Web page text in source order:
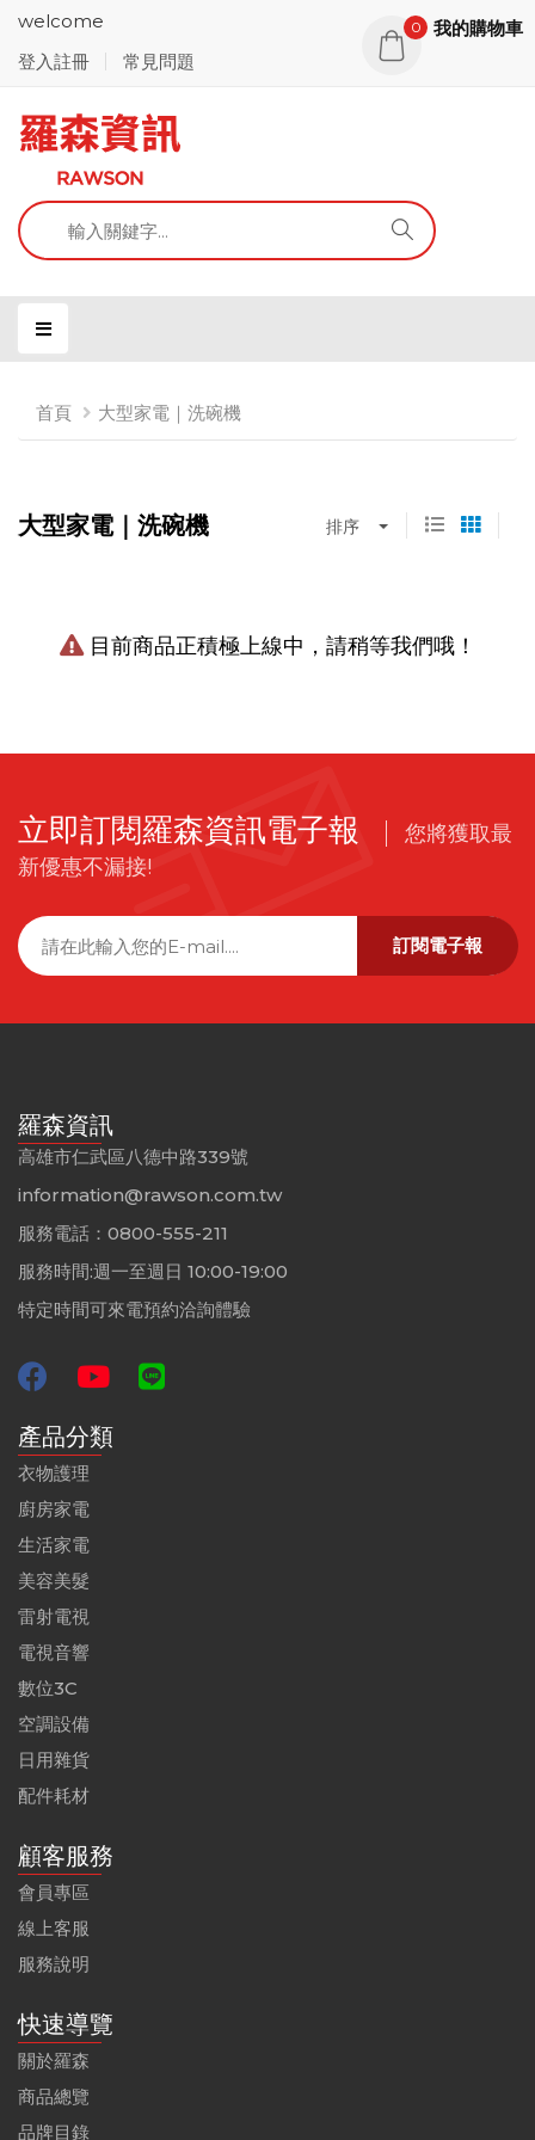
welcome
登入註冊
常見問題
0 我的購物車
首頁 大型家電｜洗碗機
大型家電｜洗碗機 排序
目前商品正積極上線中，請稍等我們哦！
立即訂閱羅森資訊電子報
您將獲取最
新優惠不漏接!
訂閱電子報
羅森資訊
高雄市仁武區八德中路339號
information@rawson.com.tw
服務電話：0800-555-211
服務時間:週一至週日 10:00-19:00
特定時間可來電預約洽詢體驗
產品分類
衣物護理
廚房家電
生活家電
美容美髮
雷射電視
電視音響
數位3C
空調設備
日用雜貨
配件耗材
顧客服務
會員專區
線上客服
服務說明
快速導覽
關於羅森
商品總覽
品牌目錄